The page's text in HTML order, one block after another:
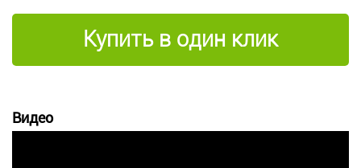
Купить в один клик
Видео